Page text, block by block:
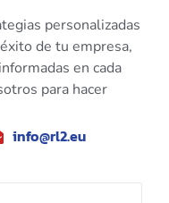
personalizadas
de tu empresa,
en cada
para hacer
info@rl2.eu